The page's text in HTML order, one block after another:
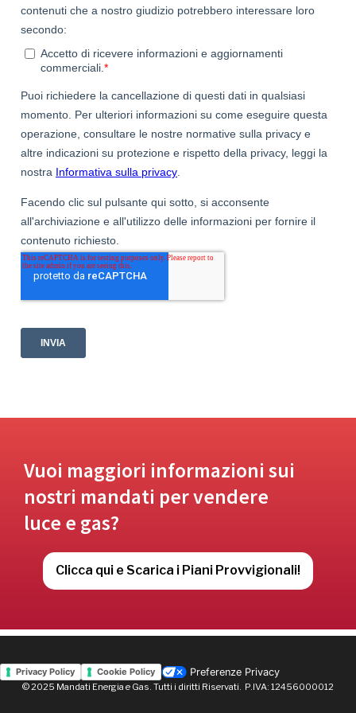
Vuoi maggiori informazioni sui
nostri mandati per vendere
luce e gas?
Clicca qui e Scarica i Piani Provvigionali!
Privacy Policy Cookie Policy Preferenze Privacy
© 2025 Mandati Energia e Gas. Tutti i diritti Riservati. P.IVA: 12456000012